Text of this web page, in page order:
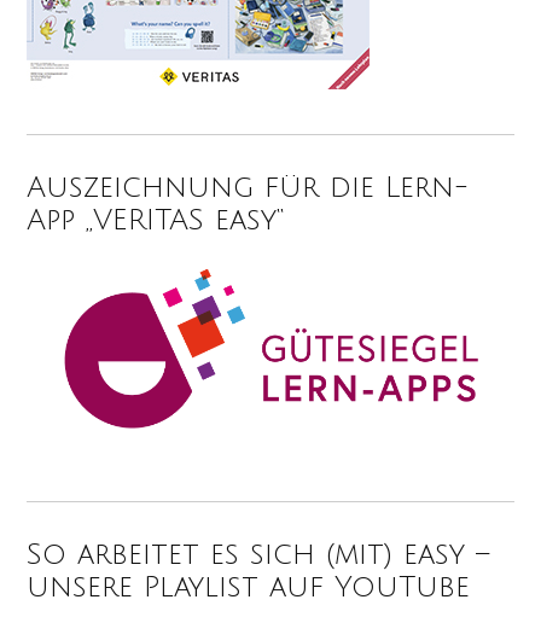
Auszeichnung für die Lern-
App „VERITAS easy“
So arbeitet es sich (mit) easy –
unsere Playlist auf YouTube